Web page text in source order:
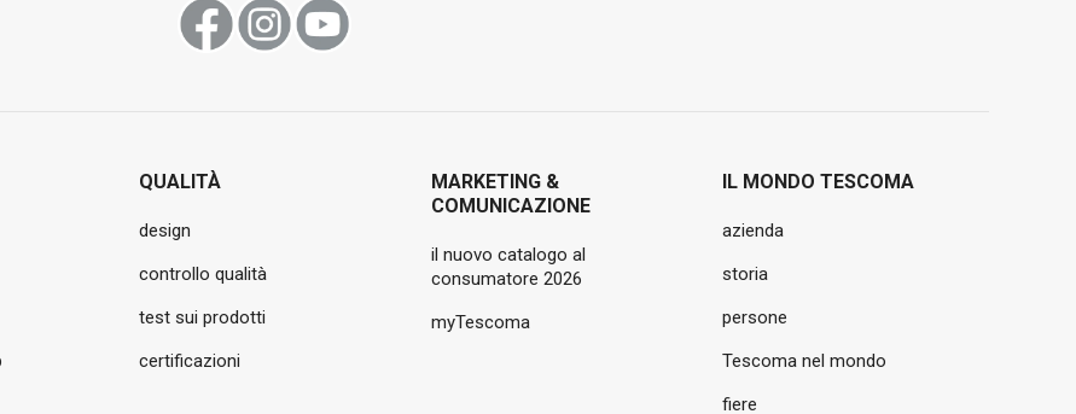
QUALITÀ
design
controllo qualità
test sui prodotti
certificazioni
MARKETING &
COMUNICAZIONE
il nuovo catalogo al
consumatore 2026
myTescoma
IL MONDO TESCOMA
azienda
storia
persone
Tescoma nel mondo
fiere